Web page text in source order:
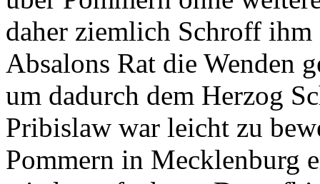
daher ziemlich Schroff ihm
Absalons Rat die Wenden
um dadurch dem Herzog
Pribislaw war leicht zu
Pommern in Mecklenburg